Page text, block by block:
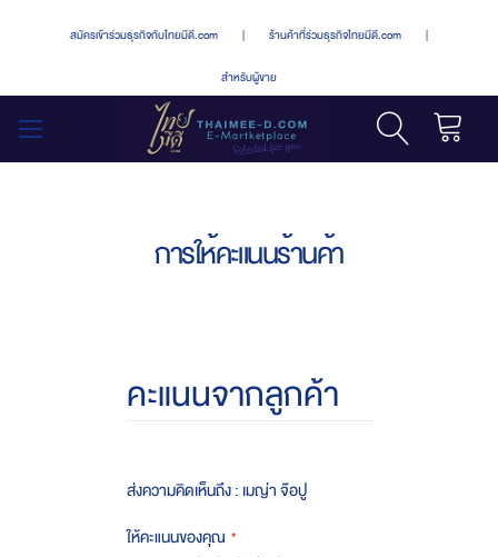
สมัครเข้าร่วมธุรกิจกับไทยมีดี.com | ร้านค้าที่ร่วมธุรกิจไทยมีดี.com |
สำหรับผู้ขาย
การให้คะแนนร้านค้า
คะแนนจากลูกค้า
ส่งความคิดเห็นถึง : เมญ่า จ๊อปู
ให้คะแนนของคุณ